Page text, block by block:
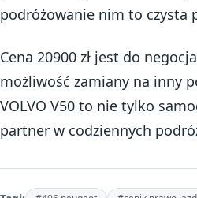
podróżowanie nim to czysta
Cena 20900 zł jest do
możliwość zamiany na inny
VOLVO V50 to nie tylko
partner w codziennych